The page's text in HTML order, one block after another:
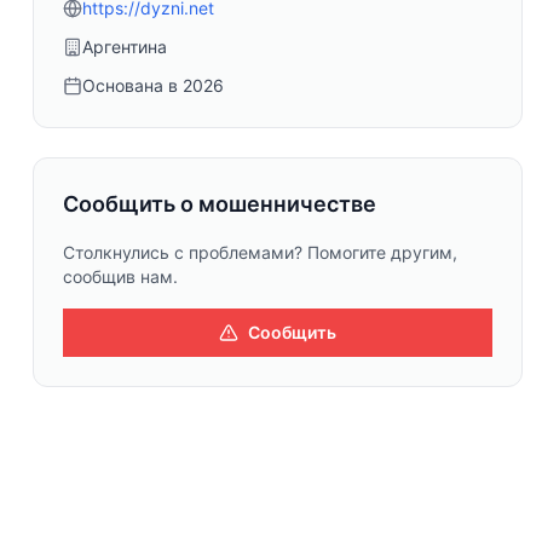
https://dyzni.net
Аргентина
Основана в 2026
Сообщить о мошенничестве
Столкнулись с проблемами? Помогите другим,
сообщив нам.
Сообщить